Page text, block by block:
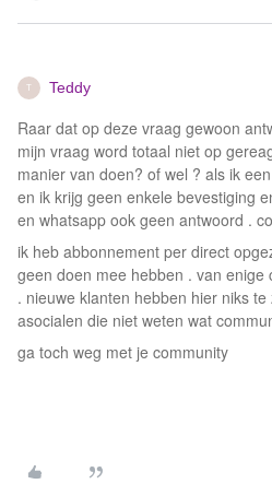
T Teddy
Raar dat op deze vraag gewoon
mijn vraag word totaal niet op
manier van doen? of wel ? als ik
en ik krijg geen enkele bevestiging
en whatsapp ook geen antwoord .
ik heb abbonnement per direct
geen doen mee hebben . van enige
. nieuwe klanten hebben hier niks
asocialen die niet weten wat
ga toch weg met je community